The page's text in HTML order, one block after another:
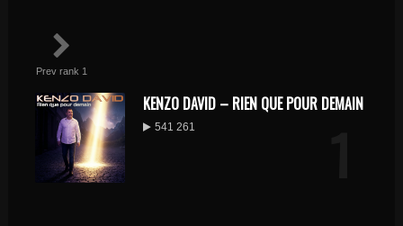
Prev rank 1
KENZO DAVID – RIEN QUE POUR DEMAIN
541 261